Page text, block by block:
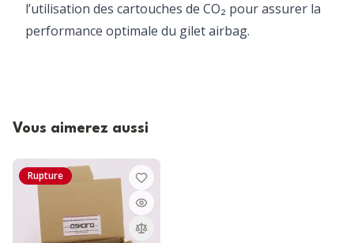
l’utilisation des cartouches de CO₂ pour assurer la
performance optimale du gilet airbag.
Vous aimerez aussi
Rupture